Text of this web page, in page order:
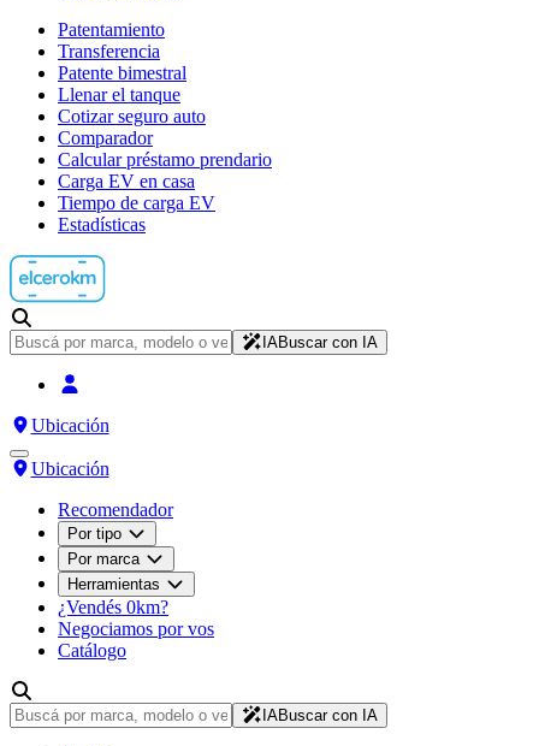
Patentamiento
Transferencia
Patente bimestral
Llenar el tanque
Cotizar seguro auto
Comparador
Calcular préstamo prendario
Carga EV en casa
Tiempo de carga EV
Estadísticas
IABuscar con IA
Ubicación
Ubicación
Recomendador
Por tipo
Por marca
Herramientas
¿Vendés 0km?
Negociamos por vos
Catálogo
IABuscar con IA